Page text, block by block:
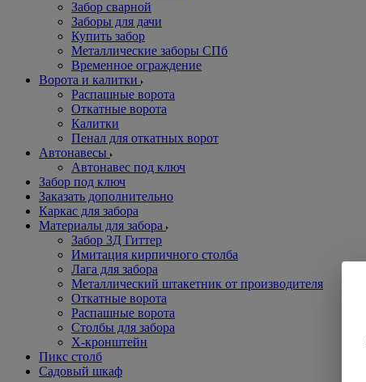
Забор сварной
Заборы для дачи
Купить забор
Металлические заборы СПб
Временное ограждение
Ворота и калитки
Распашные ворота
Откатные ворота
Калитки
Пенал для откатных ворот
Автонавесы
Автонавес под ключ
Забор под ключ
Заказать дополнительно
Каркас для забора
Материалы для забора
Забор 3Д Гиттер
Имитация кирпичного столба
Лага для забора
Металлический штакетник от производителя
Откатные ворота
Распашные ворота
Столбы для забора
Х-кронштейн
Пикс столб
Садовый шкаф